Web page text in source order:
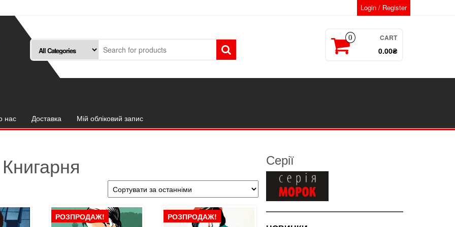
Login / Register
0 CART
0.00₴
нас Доставка Мій обліковий запис
Книгарня
РОЗПРОДАЖ! РОЗПРОДАЖ!
Серії